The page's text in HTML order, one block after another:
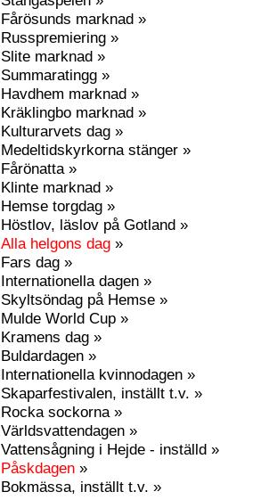
Fårösunds marknad »
Russpremiering »
Slite marknad »
Summaratingg »
Havdhem marknad »
Kräklingbo marknad »
Kulturarvets dag »
Medeltidskyrkorna stänger »
Fårönatta »
Klinte marknad »
Hemse torgdag »
Höstlov, läslov på Gotland »
Alla helgons dag »
Fars dag »
Internationella dagen »
Skyltsöndag på Hemse »
Mulde World Cup »
Kramens dag »
Buldardagen »
Internationella kvinnodagen »
Skaparfestivalen, inställt t.v. »
Rocka sockorna »
Världsvattendagen »
Vattensågning i Hejde - inställd »
Påskdagen »
Bokmässa, inställt t.v. »